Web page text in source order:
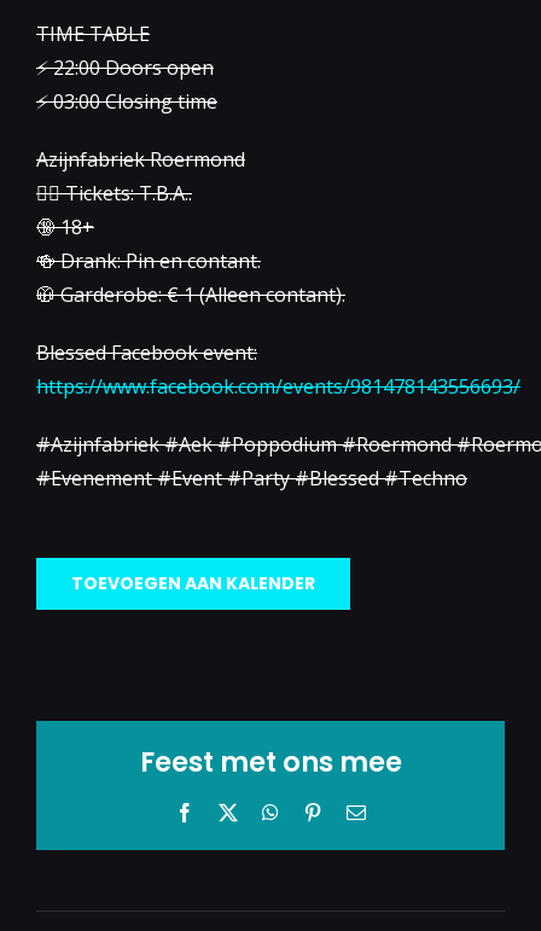
TIME TABLE
⚡️ 22:00 Doors open
⚡️ 03:00 Closing time
Azijnfabriek Roermond
👉🏻 Tickets: T.B.A..
🔞 18+
🍻 Drank: Pin en contant.
🧥 Garderobe: € 1 (Alleen contant).
Blessed Facebook event:
https://www.facebook.com/events/981478143556693/
#Azijnfabriek #Aek #Poppodium #Roermond
#Evenement #Event #Party #Blessed #Techno
TOEVOEGEN AAN KALENDER
Feest met ons mee
Facebook WhatsApp
Pinterest
E-